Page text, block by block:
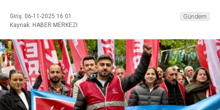
Giriş: 06-11-2025 16:01
Kaynak: HABER MERKEZI
Gündem